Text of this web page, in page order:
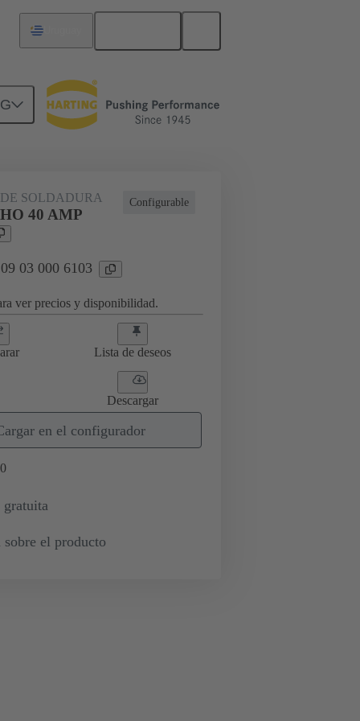
Configurable
SOLDADURA
40 AMP
03 000 6103
ver precios y disponibilidad.
Lista de deseos
Descargar
en el configurador
0
gratuita
sobre el producto